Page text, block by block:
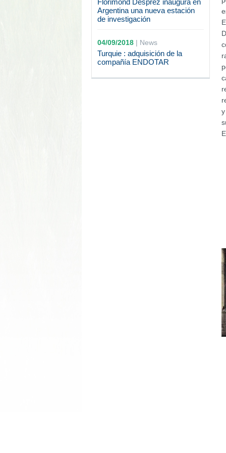
Florimond Desprez inaugura en
Argentina una nueva estación
de investigación
04/09/2018| News
Turquie : adquisición de la
compañía ENDOTAR